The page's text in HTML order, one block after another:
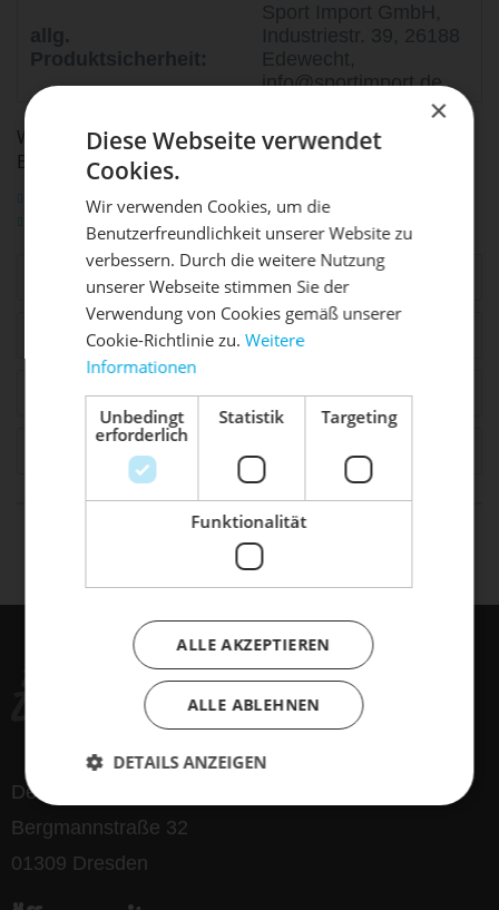
allg.
Produktsicherheit:
Sport Import GmbH,
Industriestr. 39, 26188
Edewecht,
info@sportimport.de
WEITERFÜHRENDE LINKS ZU "ERSATZ
BEFESTIGUNGSGUMMI"
Fragen zum Artikel?
Weitere Artikel von Lezyne
Ähnliche Artikel
Zubehör 1
Kunden kauften auch
Kunden haben sich ebenfalls angesehen
X
DIE SONNE LACHT, DEIN
RAD ERWACHT
Mach dein Bike frühlingsfit - gönn
ihm den Service, den es verdient!
Dein Bike braucht Service, Wartung
oder ein Update?
Buche dir jetzt deinen Termin.
life is too short - to ride shit
bikes
Der Dynamo GmbH
Bergmannstraße 32
01309 Dresden
×
Diese Webseite verwendet
Cookies.
Wir verwenden Cookies, um die
Benutzerfreundlichkeit unserer Website zu
verbessern. Durch die weitere Nutzung
unserer Webseite stimmen Sie der
Verwendung von Cookies gemäß unserer
Cookie-Richtlinie zu.Weitere
Informationen
Unbedingt
erforderlich
Statistik Targeting
Funktionalität
ALLE AKZEPTIEREN
ALLE ABLEHNEN
DETAILS ANZEIGEN